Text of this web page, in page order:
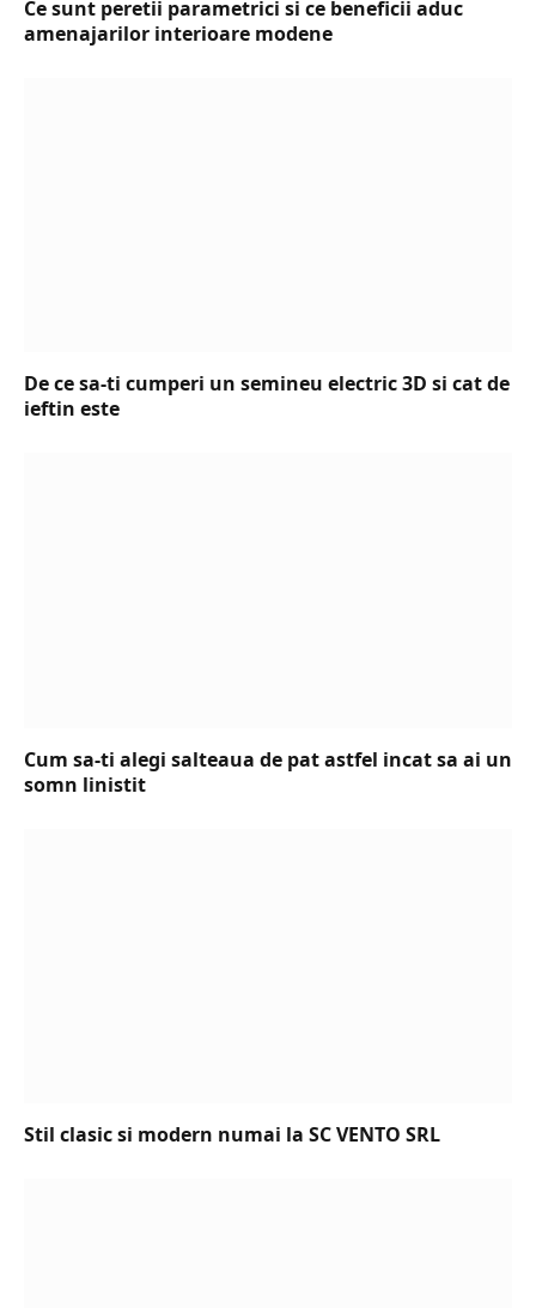
Ce sunt peretii parametrici si ce beneficii aduc
amenajarilor interioare modene
De ce sa-ti cumperi un semineu electric 3D si cat de
ieftin este
Cum sa-ti alegi salteaua de pat astfel incat sa ai un
somn linistit
Stil clasic si modern numai la SC VENTO SRL